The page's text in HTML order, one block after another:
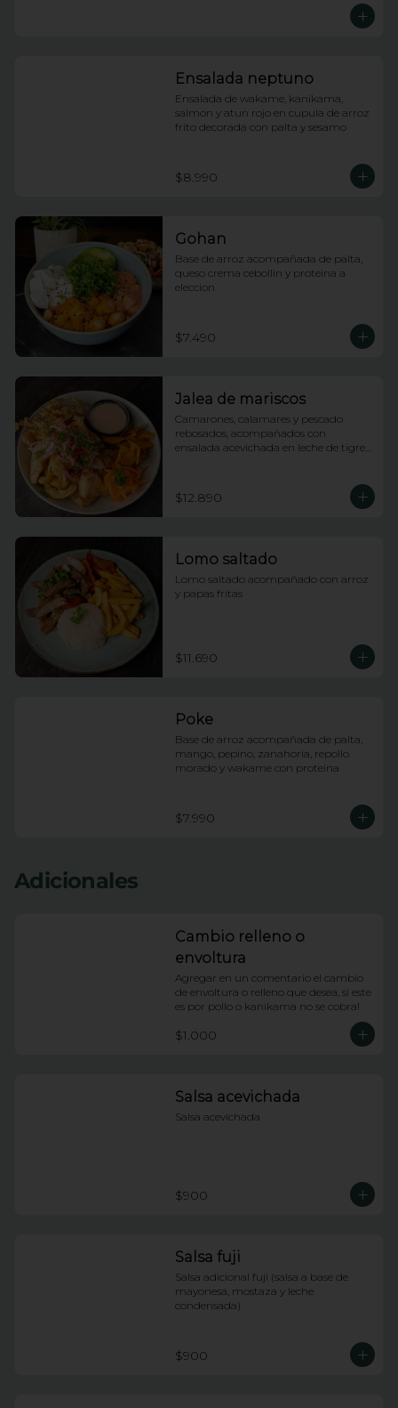
Ensalada neptuno
Ensalada de wakame, kanikama,
salmon y atun rojo en cupula de arroz
frito decorada con palta y sesamo
$8.990
Gohan
Base de arroz acompañada de palta,
queso crema cebollin y proteina a
eleccion
$7.490
Jalea de mariscos
Camarones, calamares y pescado
rebosados, acompañados con
ensalada acevichada en leche de tigre
$12.890
Lomo saltado
Lomo saltado acompañado con arroz
y papas fritas
$11.690
Poke
Base de arroz acompañada de palta,
mango, pepino, zanahoria, repollo
morado y wakame con proteina
$7.990
Adicionales
Cambio relleno o
envoltura
Agregar en un comentario el cambio
de envoltura o relleno que desea, si este
es por pollo o kanikama no se cobra!
$1.000
Salsa acevichada
Salsa acevichada
$900
Salsa fuji
Salsa adicional fuji (salsa a base de
mayonesa, mostaza y leche
condensada)
$900